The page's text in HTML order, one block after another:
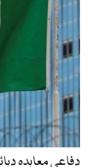
دفاعی معاہدہ